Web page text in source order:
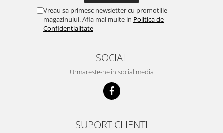
Generatoare Digitale
Generatoare pentru sudare
Generatoare de curent continuu
Statii de alimentare portabile
Vreau sa primesc newsletter cu promotiile
magazinului. Afla mai multe in Politica de
Confidentialitate
SOCIAL
Urmareste-ne in social media
SUPORT CLIENTI